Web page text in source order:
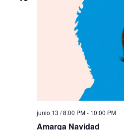
junio 13 / 8:00 PM- 10:00 PM
Amarga Navidad